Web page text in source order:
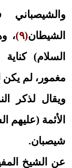
الشيطان(٩)
،
السلام)
مغمور، لم
ويقال لذكر
الأئمة (عليهم
شيصبان.
عن الشيخ